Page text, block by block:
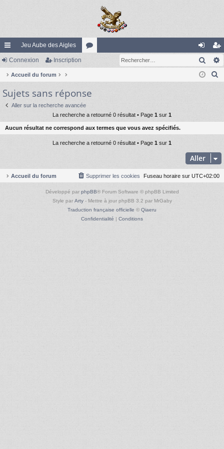
ac
co
ur
ci
s
Jeu Aube des Aigles
m
on
ne
ns
cri
Connexion Inscription
Accueil du forum
h
e
r
Sujets sans réponse
Aller sur la recherche avancée
La recherche a retourné 0 résultat • Page 1 sur 1
Aucun résultat ne correspond aux termes que vous avez spécifiés.
La recherche a retourné 0 résultat • Page 1 sur 1
Aller
Accueil du forum Fuseau horaire sur UTC+02:00
Supprimer les cookies
Développé par phpBB® Forum Software © phpBB Limited
Style par Arty- Mettre à jour phpBB 3.2 par MrGaby
Traduction française officielle © Qiaeru
Confidentialité | Conditions